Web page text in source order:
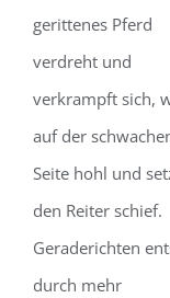
gerittenes Pferd
verdreht und
verkrampft sich,
auf der
Seite hohl und
den Reiter schief.
Geraderichten
durch mehr